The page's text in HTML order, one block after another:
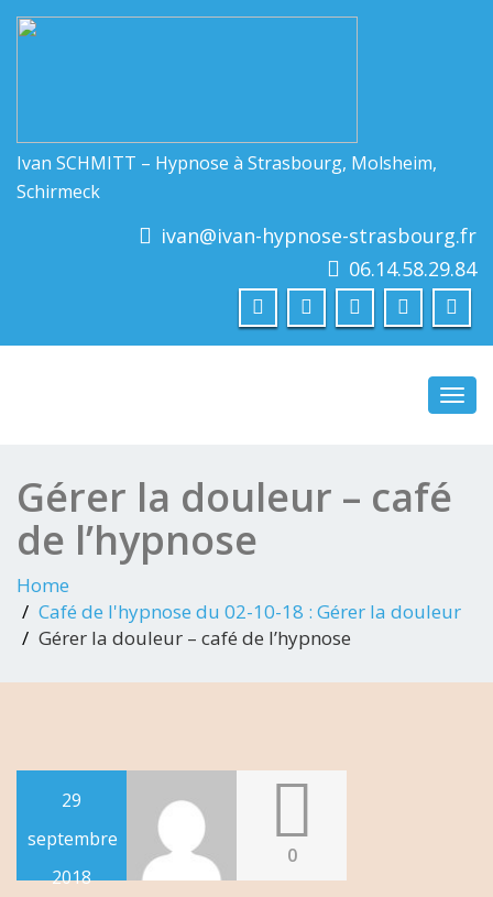
Ivan SCHMITT – Hypnose à Strasbourg, Molsheim,
Schirmeck
ivan@ivan-hypnose-strasbourg.fr
06.14.58.29.84
Gérer la douleur – café
de l’hypnose
Home
Café de l'hypnose du 02-10-18 : Gérer la douleur
Gérer la douleur – café de l’hypnose
29
septembre
2018
0